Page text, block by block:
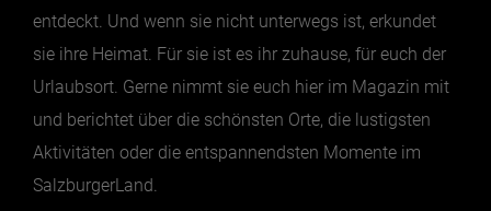
entdeckt. Und wenn sie nicht unterwegs ist, erkundet
sie ihre Heimat. Für sie ist es ihr zuhause, für euch der
Urlaubsort. Gerne nimmt sie euch hier im Magazin mit
und berichtet über die schönsten Orte, die lustigsten
Aktivitäten oder die entspannendsten Momente im
SalzburgerLand.